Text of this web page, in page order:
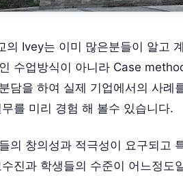
의 Ivey는 이미 많은분들이 알고
수업방식이 아니라 Case
담을 하여 실제 기업에서의 사례
를 미리 경험 해 볼수 있습니다.
의 창의성과 적극성이 요구되고
진과 학생들의 수준이 어느정도